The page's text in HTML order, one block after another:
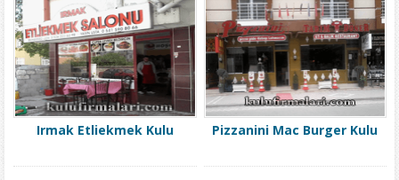
Irmak Etliekmek Kulu Pizzanini Mac Burger Kulu